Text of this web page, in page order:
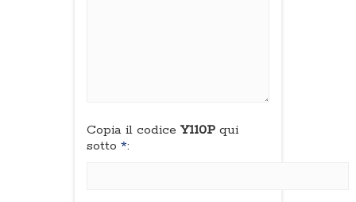
Copia il codice Y110P qui
sotto *: